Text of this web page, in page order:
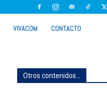
VIVACOM CONTACTO
Otros contenidos...